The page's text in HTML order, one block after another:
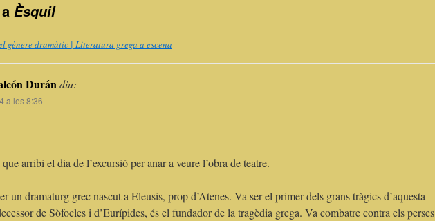
Èsquil
gènere dramàtic | Literatura grega a escena
Durándiu:
a les 8:36
arribi el dia de l’excursió per anar a veure l’obra de teatre.
un dramaturg grec nascut a Eleusis, prop d’Atenes. Va ser el primer dels grans tràgics d’aquesta
de Sòfocles i d’Eurípides, és el fundador de la tragèdia grega. Va combatre contra els perses